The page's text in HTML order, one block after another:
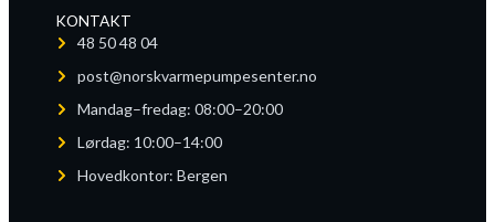
KONTAKT
48 50 48 04
post@norskvarmepumpesenter.no
Mandag–fredag: 08:00–20:00
Lørdag: 10:00–14:00
Hovedkontor: Bergen